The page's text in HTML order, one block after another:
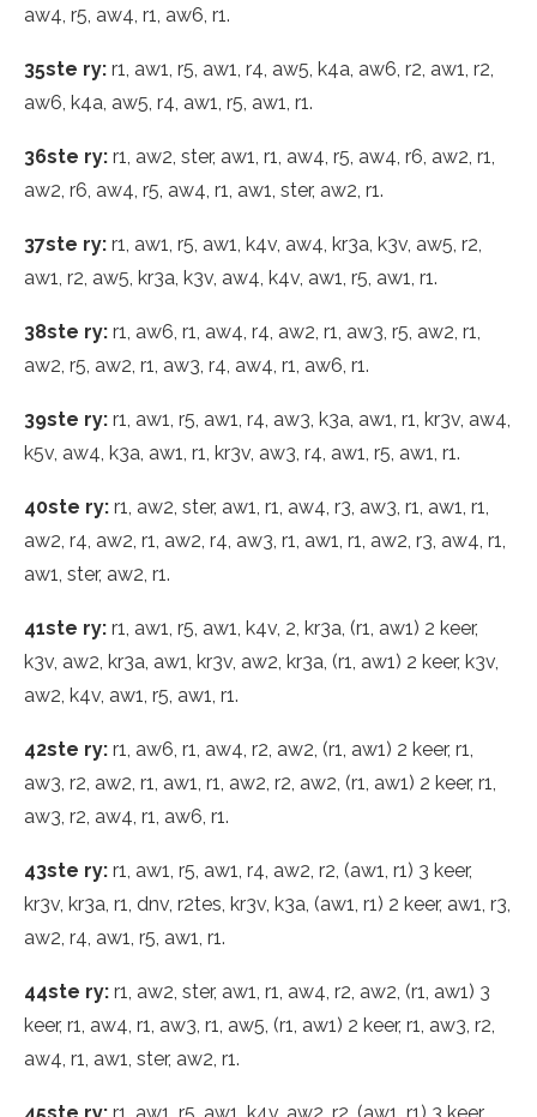
aw4, r5, aw4, r1, aw6, r1.
35ste ry: r1, aw1, r5, aw1, r4, aw5, k4a, aw6, r2, aw1, r2,
aw6, k4a, aw5, r4, aw1, r5, aw1, r1.
36ste ry: r1, aw2, ster, aw1, r1, aw4, r5, aw4, r6, aw2, r1,
aw2, r6, aw4, r5, aw4, r1, aw1, ster, aw2, r1.
37ste ry: r1, aw1, r5, aw1, k4v, aw4, kr3a, k3v, aw5, r2,
aw1, r2, aw5, kr3a, k3v, aw4, k4v, aw1, r5, aw1, r1.
38ste ry: r1, aw6, r1, aw4, r4, aw2, r1, aw3, r5, aw2, r1,
aw2, r5, aw2, r1, aw3, r4, aw4, r1, aw6, r1.
39ste ry: r1, aw1, r5, aw1, r4, aw3, k3a, aw1, r1, kr3v, aw4,
k5v, aw4, k3a, aw1, r1, kr3v, aw3, r4, aw1, r5, aw1, r1.
40ste ry: r1, aw2, ster, aw1, r1, aw4, r3, aw3, r1, aw1, r1,
aw2, r4, aw2, r1, aw2, r4, aw3, r1, aw1, r1, aw2, r3, aw4, r1,
aw1, ster, aw2, r1.
41ste ry: r1, aw1, r5, aw1, k4v, 2, kr3a, (r1, aw1) 2 keer,
k3v, aw2, kr3a, aw1, kr3v, aw2, kr3a, (r1, aw1) 2 keer, k3v,
aw2, k4v, aw1, r5, aw1, r1.
42ste ry: r1, aw6, r1, aw4, r2, aw2, (r1, aw1) 2 keer, r1,
aw3, r2, aw2, r1, aw1, r1, aw2, r2, aw2, (r1, aw1) 2 keer, r1,
aw3, r2, aw4, r1, aw6, r1.
43ste ry: r1, aw1, r5, aw1, r4, aw2, r2, (aw1, r1) 3 keer,
kr3v, kr3a, r1, dnv, r2tes, kr3v, k3a, (aw1, r1) 2 keer, aw1, r3,
aw2, r4, aw1, r5, aw1, r1.
44ste ry: r1, aw2, ster, aw1, r1, aw4, r2, aw2, (r1, aw1) 3
keer, r1, aw4, r1, aw3, r1, aw5, (r1, aw1) 2 keer, r1, aw3, r2,
aw4, r1, aw1, ster, aw2, r1.